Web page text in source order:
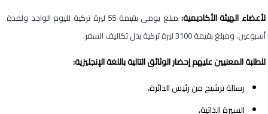
لأعضاء الهيئة الأكاديمية:
مبلغ يومي بقيمة 55 ليرة تركية لليوم الواحد ولمدة
أسبوعين. ومبلغ بقيمة 3100 ليرة تركية بدل تكاليف السفر.
للطلبة المعنيين عليهم إحضار الوثائق التالية باللغة الإنجليزية:
رسالة ترشيح من رئيس الدائرة،
السيرة الذاتية،